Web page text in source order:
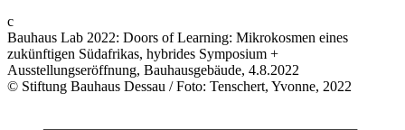
c
Bauhaus Lab 2022: Doors of Learning: Mikrokosmen eines
zukünftigen Südafrikas, hybrides Symposium +
Ausstellungseröffnung, Bauhausgebäude, 4.8.2022
© Stiftung Bauhaus Dessau / Foto: Tenschert, Yvonne, 2022